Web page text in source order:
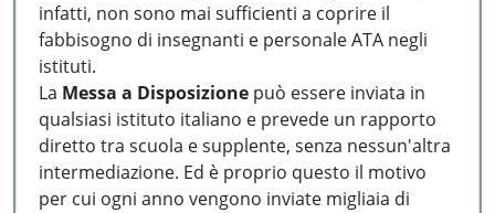
infatti, non sono mai sufficienti a coprire il
fabbisogno di insegnanti e personale ATA negli
istituti.
La Messa a Disposizione può essere inviata in
qualsiasi istituto italiano e prevede un rapporto
diretto tra scuola e supplente, senza nessun'altra
intermediazione. Ed è proprio questo il motivo
per cui ogni anno vengono inviate migliaia di